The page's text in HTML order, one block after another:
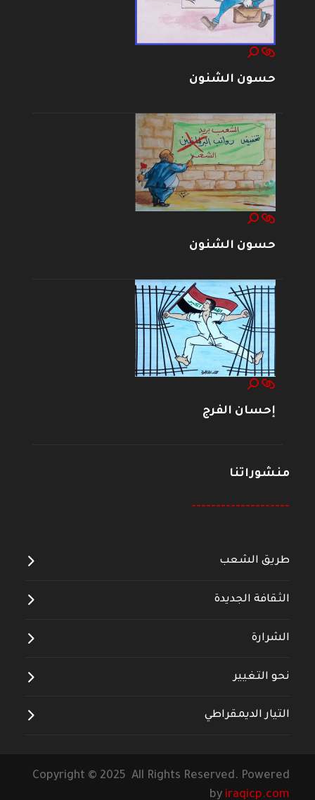
حسون الشنون
حسون الشنون
إحسان الفرج
منشوراتنا
--------------------
طريق الشعب
الثقافة الجديدة
الشرارة
نحو التغيير
التيار الديمقراطي
Copyright © 2025 All Rights Reserved. Powered
by iraqicp.com